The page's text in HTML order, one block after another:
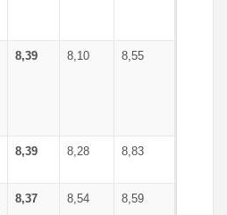
8,39 8,10 8,55
8,39 8,28 8,83
8,37 8,54 8,59